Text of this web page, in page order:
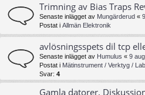
Trimning av Bias Traps
Senaste inlägget av Mungärderud «
Postat i Allmän Elektronik
avlösningsspets dil tcp
Senaste inlägget av Humulus « 9
Postat i Mätinstrument / Verktyg /
Svar: 4
Gamla datorer.